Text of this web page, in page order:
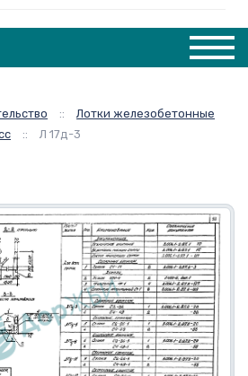
::
Лотки железобетонные
:: Л 17д-3